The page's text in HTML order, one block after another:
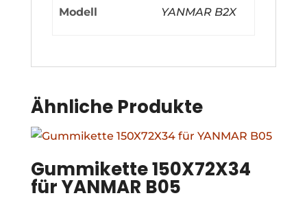
Modell YANMAR B2X
Ähnliche Produkte
Gummikette 150X72X34
für YANMAR B05